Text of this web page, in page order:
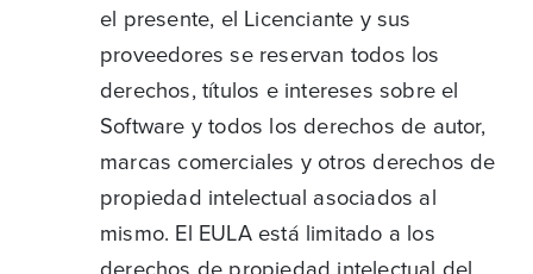
el presente, el Licenciante y sus
proveedores se reservan todos los
derechos, títulos e intereses sobre el
Software y todos los derechos de autor,
marcas comerciales y otros derechos de
propiedad intelectual asociados al
mismo. El EULA está limitado a los